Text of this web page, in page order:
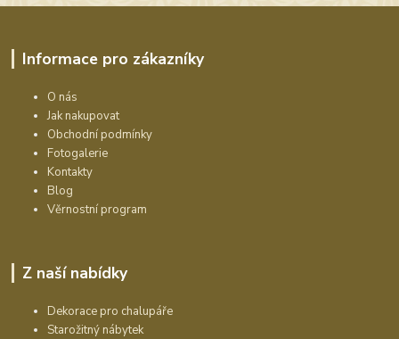
Informace pro zákazníky
O nás
Jak nakupovat
Obchodní podmínky
Fotogalerie
Kontakty
Blog
Věrnostní program
Z naší nabídky
Dekorace pro chalupáře
Starožitný nábytek